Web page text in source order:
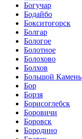
Богучар
Бодайбо
Бокситогорск
Болгар
Бологое
Болотное
Болохово
Болхов
Большой Камень
Бор
Борзя
Борисоглебск
Боровичи
Боровск
Бородино